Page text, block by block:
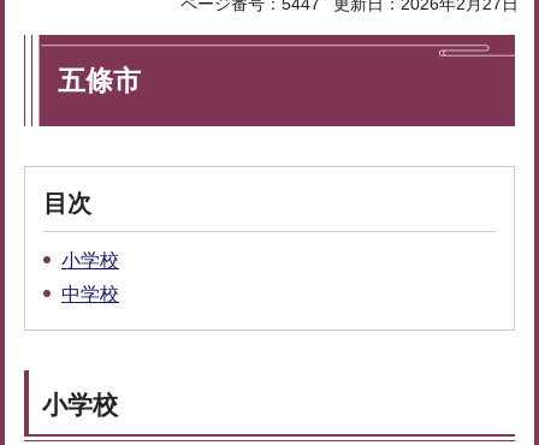
五條市
目次
小学校
中学校
小学校